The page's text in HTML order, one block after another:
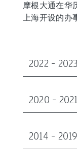
摩根大通在华
上海开设的办
2022 – 2023
2020 – 2021
2014 – 2019